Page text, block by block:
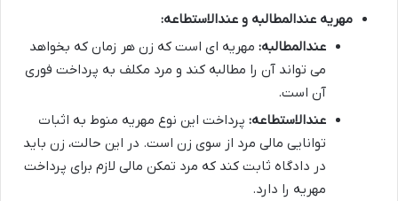
مهریه عندالمطالبه و عندالاستطاعه:
عندالمطالبه: مهریه ای است که زن هر زمان که بخواهد
می تواند آن را مطالبه کند و مرد مکلف به پرداخت فوری
آن است.
عندالاستطاعه: پرداخت این نوع مهریه منوط به اثبات
توانایی مالی مرد از سوی زن است. در این حالت، زن باید
در دادگاه ثابت کند که مرد تمکن مالی لازم برای پرداخت
مهریه را دارد.